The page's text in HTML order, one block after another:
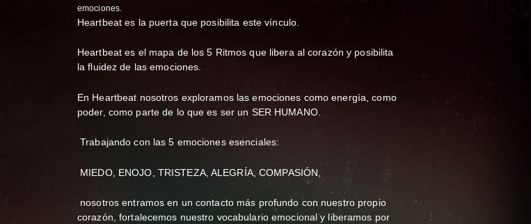
emociones.
Heartbeat es la puerta que posibilita este vínculo.
Heartbeat es el mapa de los 5 Ritmos que libera al corazón y posibilita
la fluidez de las emociones.
En Heartbeat nosotros exploramos las emociones como energía, como
poder, como parte de lo que es ser un SER HUMANO.
Trabajando con las 5 emociones esenciales:
MIEDO, ENOJO, TRISTEZA, ALEGRÍA, COMPASIÓN,
nosotros entramos en un contacto más profundo con nuestro propio
corazón, fortalecemos nuestro vocabulario emocional y liberamos por